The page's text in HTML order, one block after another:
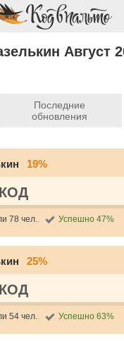
Август
Последние
обновления
19%
78 чел. Успешно 47%
25%
54 чел. Успешно 63%